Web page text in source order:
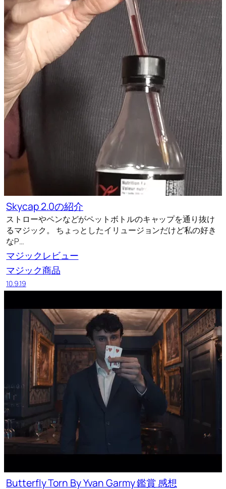
Skycap 2.0の紹介
ストローやペンなどがペットボトルのキャップを通り抜け
るマジック。 ちょっとしたイリュージョンだけど私の好き
なP…
マジックレビュー
マジック商品
10.9.19
Butterfly Torn By Yvan Garmy 鑑賞 感想